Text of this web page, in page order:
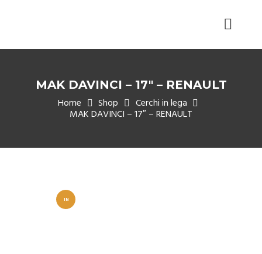
MAK DAVINCI – 17″ – RENAULT
Home Shop Cerchi in lega
MAK DAVINCI – 17″ – RENAULT
IN